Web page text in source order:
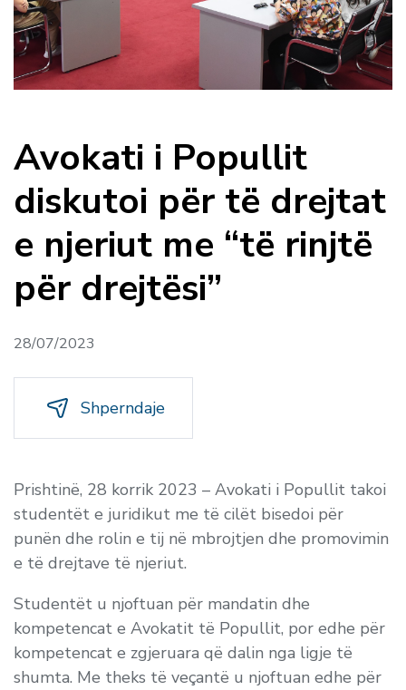
Avokati i Popullit
diskutoi për të drejtat
e njeriut me “të rinjtë
për drejtësi”
28/07/2023
Shperndaje
Prishtinë, 28 korrik 2023 – Avokati i Popullit takoi
studentët e juridikut me të cilët bisedoi për
punën dhe rolin e tij në mbrojtjen dhe promovimin
e të drejtave të njeriut.
Studentët u njoftuan për mandatin dhe
kompetencat e Avokatit të Popullit, por edhe për
kompetencat e zgjeruara që dalin nga ligje të
shumta. Me theks të veçantë u njoftuan edhe për